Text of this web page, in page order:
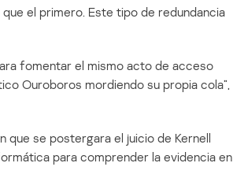
el primero. Este tipo de redundancia
fomentar el mismo acto de acceso
Ouroboros mordiendo su propia cola”,
que se postergara el juicio de Kernell
para comprender la evidencia en